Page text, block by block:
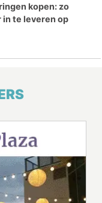
kopen: zo
in te leveren op